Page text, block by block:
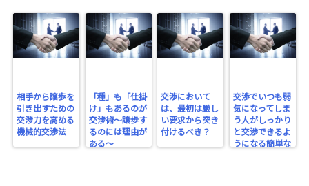
相手から譲歩を
引き出すための
交渉力を高める
機械的交渉法
「種」も「仕掛
け」もあるのが
交渉術～譲歩す
るのには理由が
ある～
交渉において
は、最初は厳し
い要求から突き
付けるべき？
交渉でいつも弱
気になってしま
う人がしっかり
と交渉できるよ
うになる簡単な